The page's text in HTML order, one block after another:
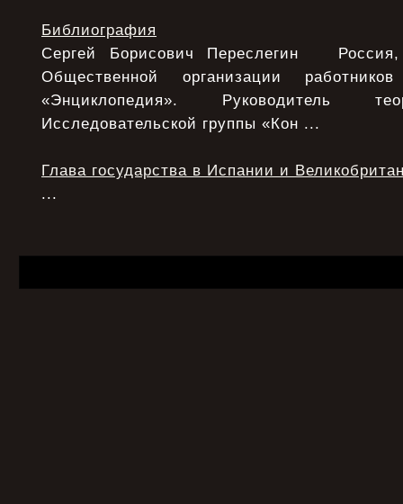
Библиография
Сергей Борисович Переслегин Россия,
Общественной организации
«Энциклопедия». Руководитель
Исследовательской группы «Кон ...
Глава государства в Испании и
...